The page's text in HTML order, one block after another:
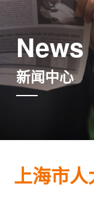
News
新闻中心
上海市